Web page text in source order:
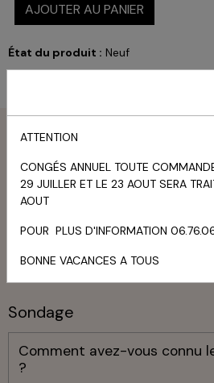
AJOUTER AU PANIER
État du produit : Neuf
Menu
Livre d'or
TOUS LES MESSAGES
Sondage
Comment avez-vous connu
?
ATTENTION
CONGÉS ANNUEL TOUTE
29 JUILLER ET LE 23 AOUT SERA
AOUT
POUR PLUS D'INFORMATION
BONNE VACANCES A TOUS